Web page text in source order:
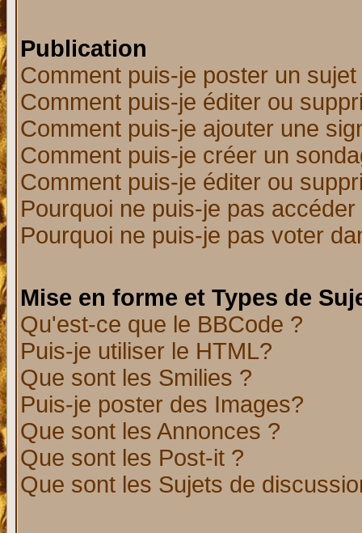
Publication
Comment puis-je poster un
Comment puis-je éditer ou
Comment puis-je ajouter une
Comment puis-je créer un
Comment puis-je éditer ou
Pourquoi ne puis-je pas
Pourquoi ne puis-je pas voter
Mise en forme et Types de
Qu'est-ce que le BBCode ?
Puis-je utiliser le HTML?
Que sont les Smilies ?
Puis-je poster des Images?
Que sont les Annonces ?
Que sont les Post-it ?
Que sont les Sujets de